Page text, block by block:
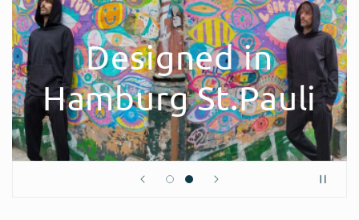
Designed in
Hamburg St.Pauli